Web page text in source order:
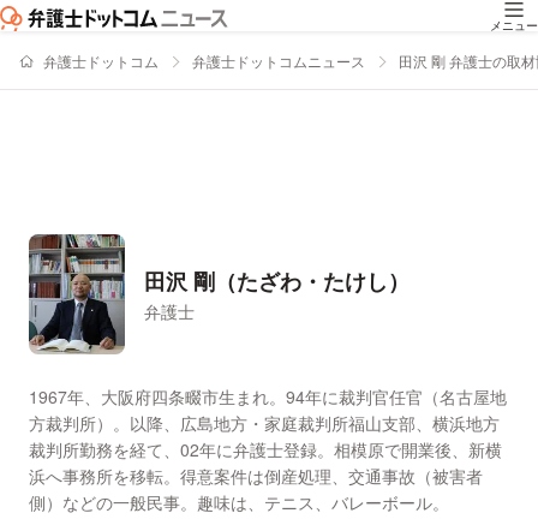
メニュー
弁護士ドットコム 弁護士ドットコムニュース 田沢 剛 弁護士の取
田沢 剛（たざわ・たけし）
弁護士
1967年、大阪府四条畷市生まれ。94年に裁判官任官（名古屋地
方裁判所）。以降、広島地方・家庭裁判所福山支部、横浜地方
裁判所勤務を経て、02年に弁護士登録。相模原で開業後、新横
浜へ事務所を移転。得意案件は倒産処理、交通事故（被害者
側）などの一般民事。趣味は、テニス、バレーボール。